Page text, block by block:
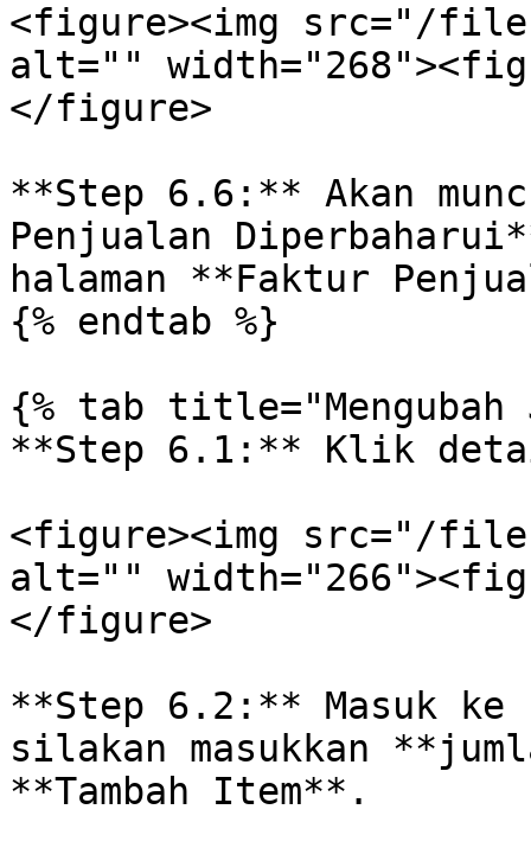
<figure><img src="/
alt=""
</figure>
**Step 6.6:** Akan
Penjualan
halaman **Faktur
{% endtab %}
{% tab title="Mengubah
**Step 6.1:** Klik
<figure><img src="/
alt=""
</figure>
**Step 6.2:** Masuk ke
silakan masukkan
**Tambah Item**.